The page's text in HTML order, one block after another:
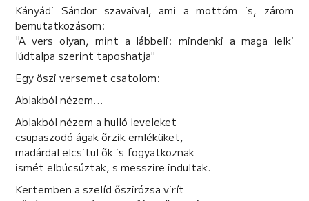
Kányádi Sándor szavaival, ami a mottóm is, zárom
bemutatkozásom:
"A vers olyan, mint a lábbeli: mindenki a maga lelki
lúdtalpa szerint taposhatja"
Egy őszi versemet csatolom:
Ablakból nézem...
Ablakból nézem a hulló leveleket
csupaszodó ágak őrzik emléküket,
madárdal elcsitul ők is fogyatkoznak
ismét elbúcsúztak, s messzire indultak.
Kertemben a szelíd őszirózsa virít